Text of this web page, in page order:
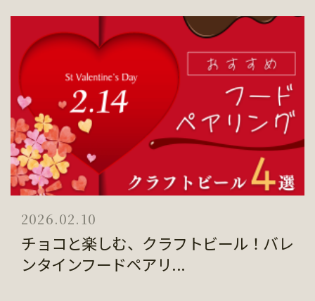
2026.02.10
チョコと楽しむ、クラフトビール！バレ
ンタインフードペアリ...